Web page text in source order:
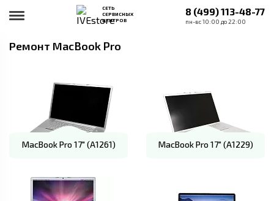
СЕТЬ
СЕРВИСНЫХ
ЦЕНТРОВ
8 (499) 113-48-77
пн-вс 10:00 до 22:00
Ремонт MacBook Pro
MacBook Pro 17" (A1261) MacBook Pro 17" (A1229)